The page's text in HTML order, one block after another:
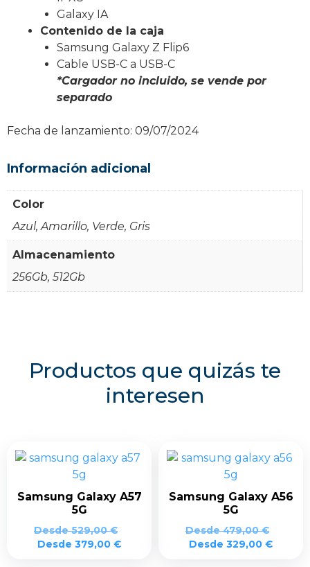
Galaxy IA
Contenido de la caja
Samsung Galaxy Z Flip6
Cable USB-C a USB-C
*Cargador no incluido, se vende por
separado
Fecha de lanzamiento: 09/07/2024
Información adicional
Color
Azul, Amarillo, Verde, Gris
Almacenamiento
256Gb, 512Gb
Productos que quizás te
interesen
Samsung Galaxy A57
5G
Desde529,00€
Desde 379,00 €
Samsung Galaxy A56
5G
Desde479,00€
Desde 329,00 €